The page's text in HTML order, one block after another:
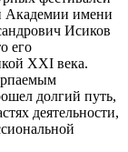
Академии имени
Исиков
его
XXI века.
долгий путь,
деятельности,